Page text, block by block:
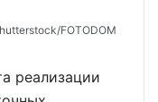
FOTODOM
реализации